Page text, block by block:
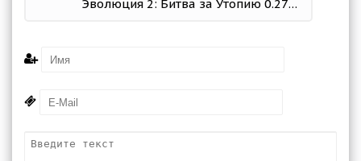
Эволюция 2: Битва за Утопию 0.2737.90127 Мод меню